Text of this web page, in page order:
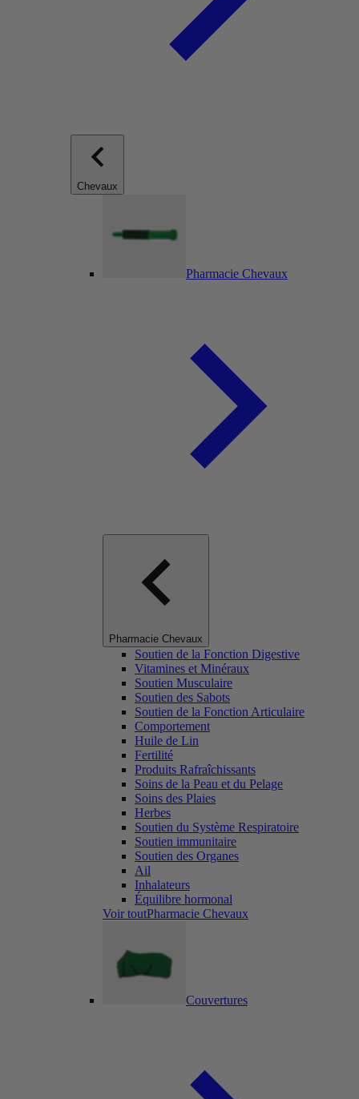
Chevaux
Pharmacie Chevaux
Pharmacie Chevaux
Soutien de la Fonction Digestive
Vitamines et Minéraux
Soutien Musculaire
Soutien des Sabots
Soutien de la Fonction Articulaire
Comportement
Huile de Lin
Fertilité
Produits Rafraîchissants
Soins de la Peau et du Pelage
Soins des Plaies
Herbes
Soutien du Système Respiratoire
Soutien immunitaire
Soutien des Organes
Ail
Inhalateurs
Équilibre hormonal
Voir toutPharmacie Chevaux
Couvertures